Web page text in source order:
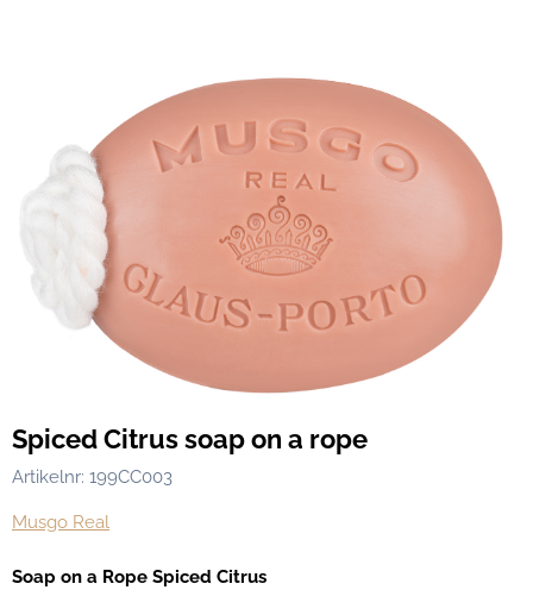
Spiced Citrus soap on a rope
Artikelnr: 199CC003
Musgo Real
Soap on a Rope Spiced Citrus